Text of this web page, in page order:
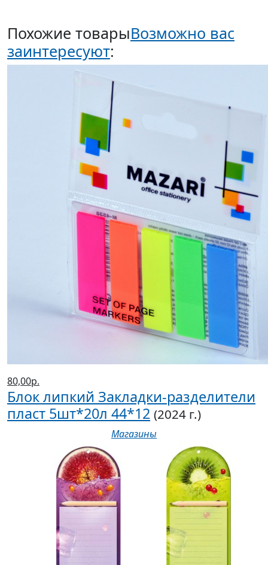
Похожие товарыВозможно вас
заинтересуют:
80,00р.
Блок липкий Закладки-разделители
пласт 5шт*20л 44*12 (2024 г.)
Магазины